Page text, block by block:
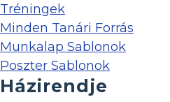
Tréningek
Minden Tanári Forrás
Munkalap Sablonok
Poszter Sablonok
Házirendje